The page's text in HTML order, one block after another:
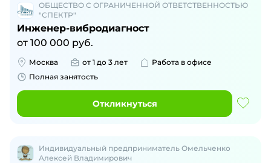
ОБЩЕСТВО С ОГРАНИЧЕННОЙ ОТВЕТСТВЕННОСТЬЮ
"СПЕКТР"
Инженер-вибродиагност
от 100 000 руб.
Москва от 1 до 3 лет
Работа в офисе
Полная занятость
Откликнуться
Индивидуальный предприниматель Омельченко
Алексей Владимирович